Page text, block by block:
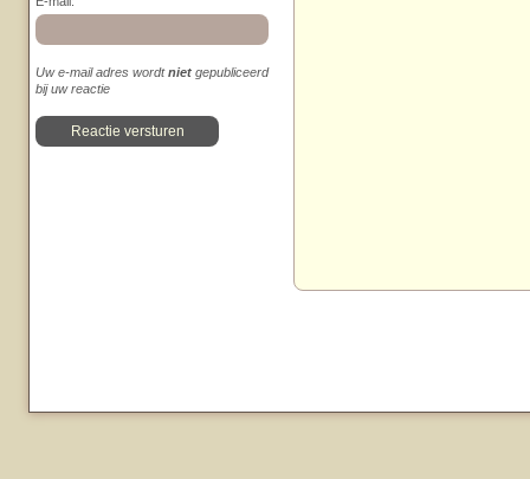
Uw e-mail adres wordtniet gepubliceerd
bij uw reactie